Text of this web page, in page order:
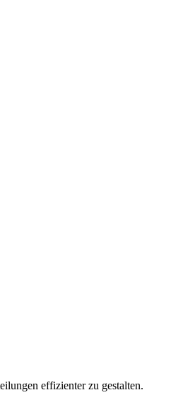
effizienter zu gestalten.